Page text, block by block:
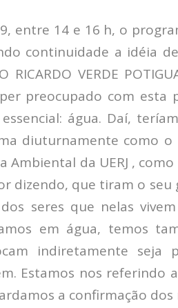
entre 14 e 16 h, o
continuidade a idéia
VERDE
preocupado com esta
água. Daí,
diuturnamente como o
da UERJ ,
dizendo, que tiram o seu
seres que nelas
em água, temos
indiretamente seja
Estamos nos referindo
a confirmação dos